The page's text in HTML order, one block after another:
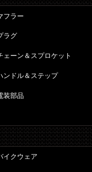
フラー
ラグ
ェーン＆スプロケット
ンドル＆ステップ
装部品
イクウェア